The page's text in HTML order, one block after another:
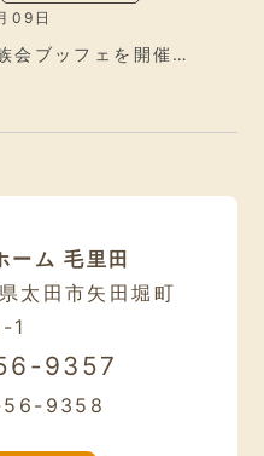
09日
会ブッフェを開催…
ーム 毛里田
太田市矢田堀町
1
9357
56-9358